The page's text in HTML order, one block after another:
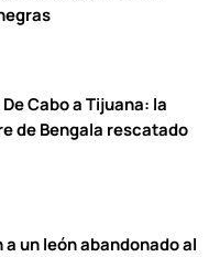
Cabo a Tijuana: la
de Bengala rescatado
un león abandonado al